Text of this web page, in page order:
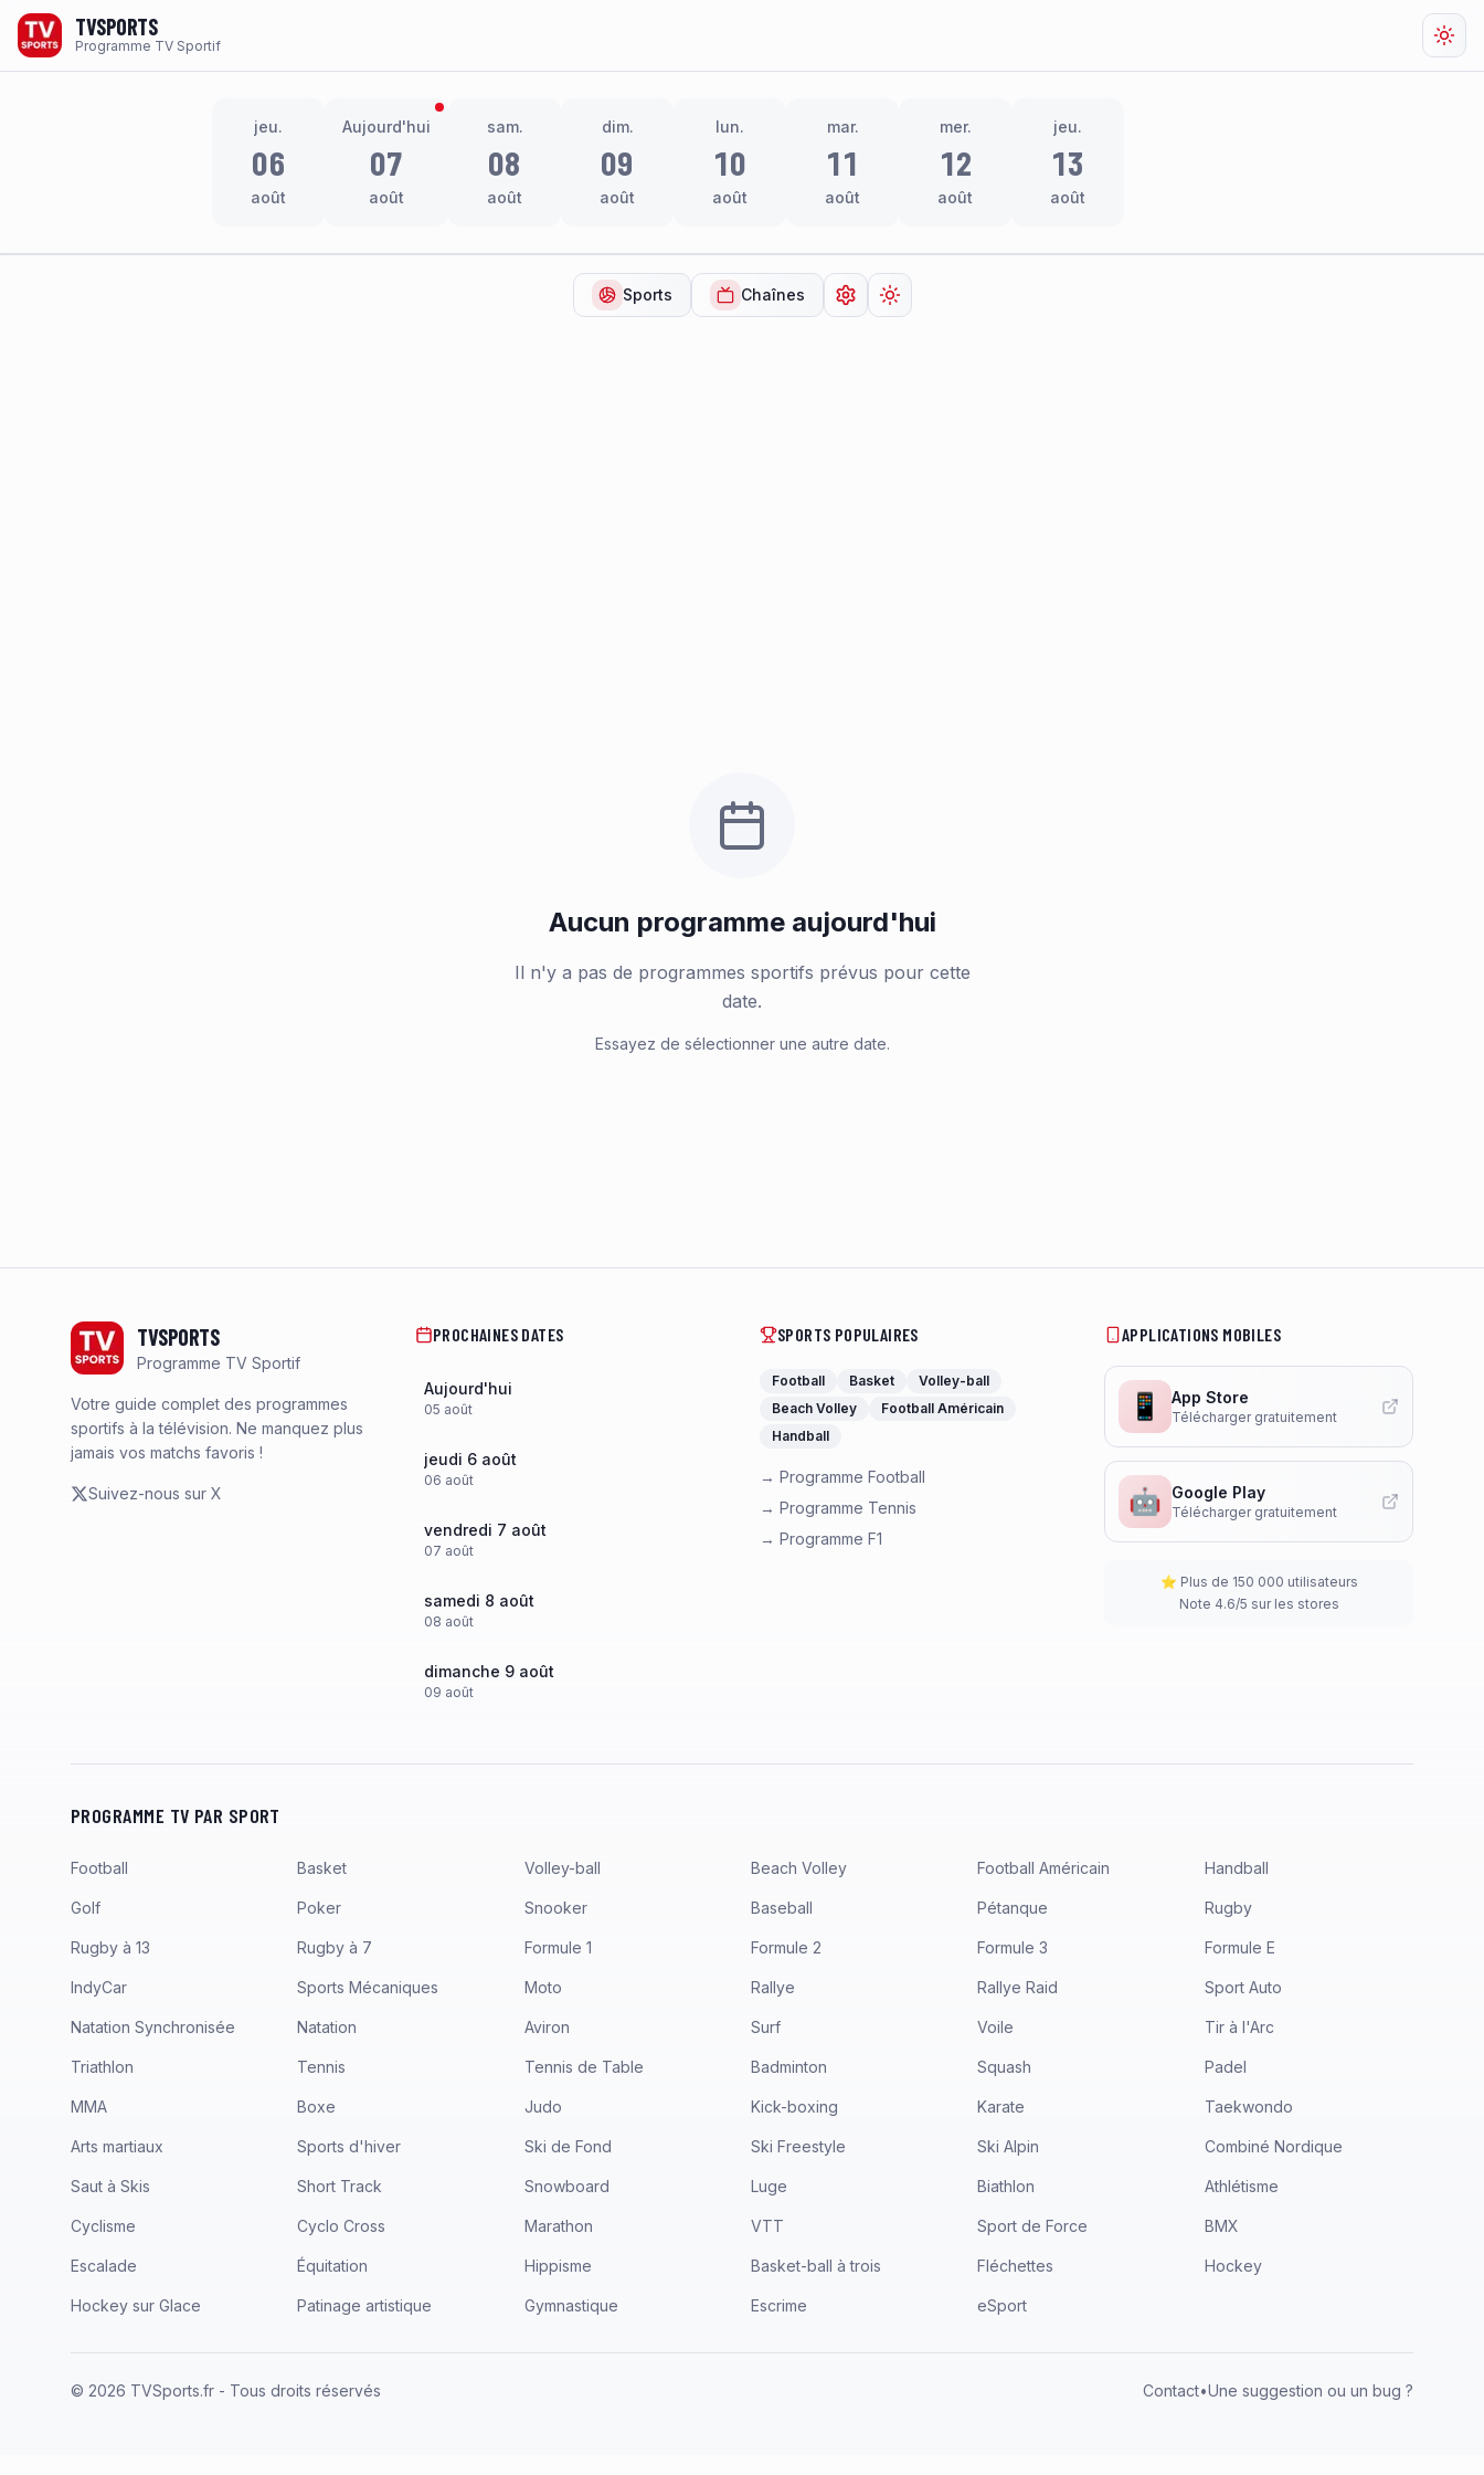
TVSPORTS
Programme TV Sportif
jeu.
06
août
Aujourd'hui
07
août
sam.
08
août
dim.
09
août
lun.
10
août
mar.
11
août
mer.
12
août
jeu.
13
août
Sports Chaînes Ouvrir les paramètres
Changer de thème
Aucun programme aujourd'hui
Il n'y a pas de programmes sportifs prévus pour cette
date.
Essayez de sélectionner une autre date.
TVSPORTS
Programme TV Sportif
Votre guide complet des programmes
sportifs à la télévision. Ne manquez plus
jamais vos matchs favoris !
Suivez-nous sur X
PROCHAINES DATES
Aujourd'hui
05 août
jeudi 6 août
06 août
vendredi 7 août
07 août
samedi 8 août
08 août
dimanche 9 août
09 août
SPORTS POPULAIRES
Football Basket
Volley-ball
Beach Volley
Football Américain
Handball
→ Programme Football
→ Programme Tennis
→ Programme F1
APPLICATIONS MOBILES
📱 App Store
Télécharger gratuitement
🤖 Google Play
Télécharger gratuitement
⭐ Plus de 150 000 utilisateurs
Note 4.6/5 sur les stores
PROGRAMME TV PAR SPORT
Football Basket Volley-ball Beach Volley Football Américain Handball
Golf Poker Snooker Baseball Pétanque Rugby
Rugby à 13 Rugby à 7 Formule 1 Formule 2 Formule 3 Formule E
IndyCar Sports Mécaniques Moto Rallye Rallye Raid Sport Auto
Natation Synchronisée Natation Aviron Surf Voile Tir à l'Arc
Triathlon Tennis Tennis de Table Badminton Squash Padel
MMA Boxe Judo Kick-boxing Karate Taekwondo
Arts martiaux Sports d'hiver Ski de Fond Ski Freestyle Ski Alpin Combiné Nordique
Saut à Skis Short Track Snowboard Luge Biathlon Athlétisme
Cyclisme Cyclo Cross Marathon VTT Sport de Force BMX
Escalade Équitation Hippisme Basket-ball à trois Fléchettes Hockey
Hockey sur Glace Patinage artistique Gymnastique Escrime eSport
© 2026 TVSports.fr - Tous droits réservés Contact•Une suggestion ou un bug ?